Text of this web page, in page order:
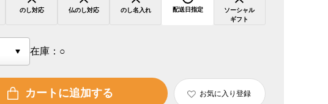
のし対応 仏のし対応 のし名入れ 配送日指定
ソーシャル
ギフト
在庫： ○
カートに追加する お気に入り登録